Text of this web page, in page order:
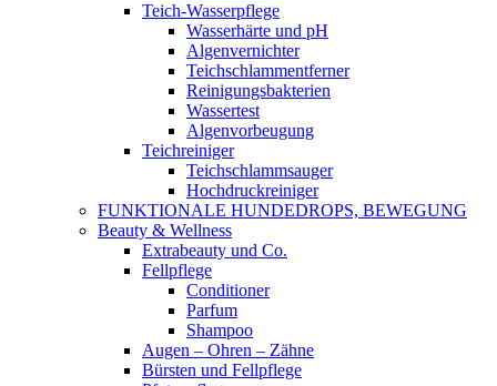
Teich-Wasserpflege
Wasserhärte und pH
Algenvernichter
Teichschlammentferner
Reinigungsbakterien
Wassertest
Algenvorbeugung
Teichreiniger
Teichschlammsauger
Hochdruckreiniger
FUNKTIONALE HUNDEDROPS, BEWEGUNG
Beauty & Wellness
Extrabeauty und Co.
Fellpflege
Conditioner
Parfum
Shampoo
Augen – Ohren – Zähne
Bürsten und Fellpflege